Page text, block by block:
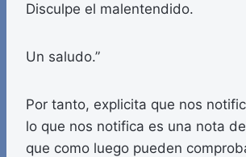
Disculpe el malentendido.
Un saludo.”
Por tanto, explicita que nos
lo que nos notifica es una nota
que como luego pueden